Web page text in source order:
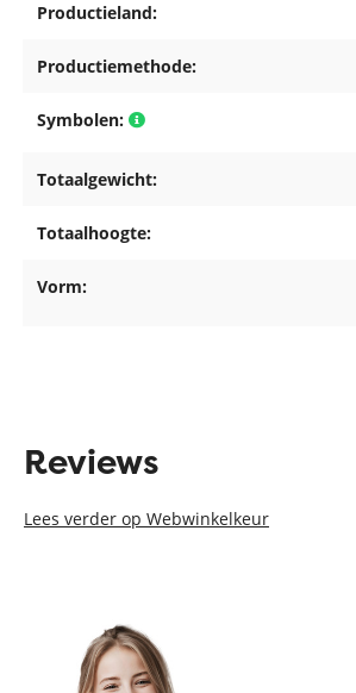
Productieland:
Productiemethode:
Symbolen:
Totaalgewicht:
Totaalhoogte:
Vorm:
Reviews
Lees verder op Webwinkelkeur